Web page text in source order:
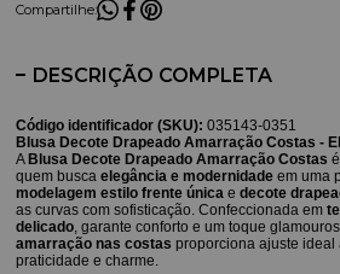
Compartilhe:
DESCRIÇÃO COMPLETA
Código identificador (SKU): 035143-0351
Blusa Decote Drapeado Amarração Costas - E
A Blusa Decote Drapeado Amarração Costas
quem buscaelegância e modernidade em uma
modelagem estilo frente única edecote
as curvas com sofisticação. Confeccionada em
delicado, garante conforto e um toque
amarração nas costas proporciona ajuste ideal
praticidade e charme.